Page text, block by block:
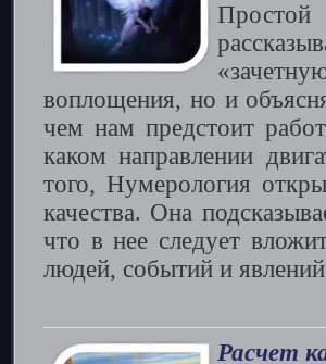
воплощения, но и
чем нам предстоит
каком направлении
того, Нумерология
качества. Она
что в нее следует
людей, событий и
Расчет